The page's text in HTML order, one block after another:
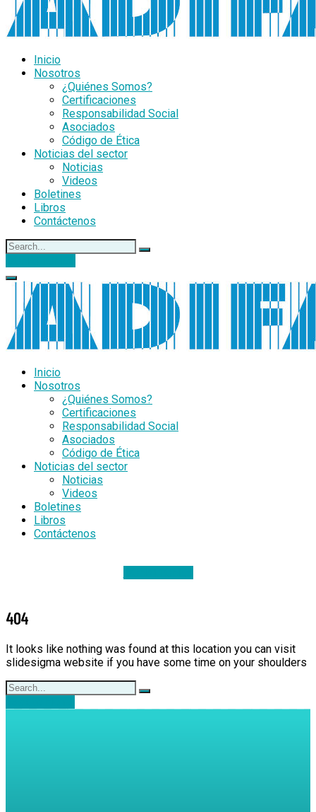
Inicio
Nosotros
¿Quiénes Somos?
Certificaciones
Responsabilidad Social
Asociados
Código de Ética
Noticias del sector
Noticias
Videos
Boletines
Libros
Contáctenos
Inicio
Nosotros
¿Quiénes Somos?
Certificaciones
Responsabilidad Social
Asociados
Código de Ética
Noticias del sector
Noticias
Videos
Boletines
Libros
Contáctenos
404
It looks like nothing was found at this location you can visit
slidesigma website if you have some time on your shoulders